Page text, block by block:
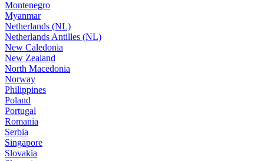
Montenegro
Myanmar
Netherlands (NL)
Netherlands Antilles (NL)
New Caledonia
New Zealand
North Macedonia
Norway
Philippines
Poland
Portugal
Romania
Serbia
Singapore
Slovakia